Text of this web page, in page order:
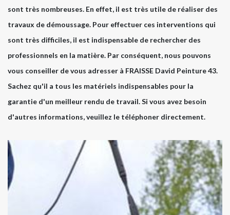
sont très nombreuses. En effet, il est très utile de réaliser des
travaux de démoussage. Pour effectuer ces interventions qui
sont très difficiles, il est indispensable de rechercher des
professionnels en la matière. Par conséquent, nous pouvons
vous conseiller de vous adresser à FRAISSE David Peinture 43.
Sachez qu'il a tous les matériels indispensables pour la
garantie d'un meilleur rendu de travail. Si vous avez besoin
d'autres informations, veuillez le téléphoner directement.